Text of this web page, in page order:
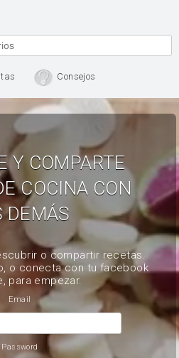
Consejos
Y COMPARTE
COCINA CON
DEMÁS
o compartir recetas.
o conecta con tu facebook
para empezar.
Email
Password